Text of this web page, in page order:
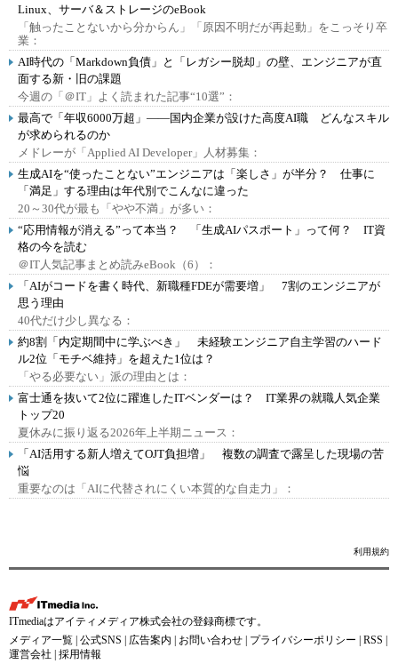
Linux、サーバ＆ストレージのeBook
「触ったことないから分からん」「原因不明だが再起動」をこっそり卒
業：
AI時代の「Markdown負債」と「レガシー脱却」の壁、エンジニアが直
面する新・旧の課題
今週の「＠IT」よく読まれた記事“10選”：
最高で「年収6000万超」――国内企業が設けた高度AI職 どんなスキル
が求められるのか
メドレーが「Applied AI Developer」人材募集：
生成AIを“使ったことない”エンジニアは「楽しさ」が半分？ 仕事に
「満足」する理由は年代別でこんなに違った
20～30代が最も「やや不満」が多い：
“応用情報が消える”って本当？ 「生成AIパスポート」って何？ IT資
格の今を読む
＠IT人気記事まとめ読みeBook（6）：
「AIがコードを書く時代、新職種FDEが需要増」 7割のエンジニアが
思う理由
40代だけ少し異なる：
約8割「内定期間中に学ぶべき」 未経験エンジニア自主学習のハード
ル2位「モチベ維持」を超えた1位は？
「やる必要ない」派の理由とは：
富士通を抜いて2位に躍進したITベンダーは？ IT業界の就職人気企業
トップ20
夏休みに振り返る2026年上半期ニュース：
「AI活用する新人増えてOJT負担増」 複数の調査で露呈した現場の苦
悩
重要なのは「AIに代替されにくい本質的な自走力」：
利用規約
ITmediaはアイティメディア株式会社の登録商標です。
メディア一覧 公式SNS 広告案内 お問い合わせ プライバシーポリシー RSS
運営会社
採用情報